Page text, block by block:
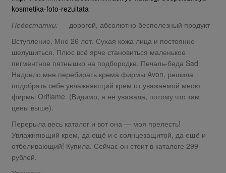
kosmetika-foto-rezultata
Недостатки: — дорогой, абсолютно бесполезный продукт
Вступление. Мне 26 лет. Сухая кожа лица и постоянно
шелушиться. Плюс всё ярче становиться маленькое
пигментное пятнышко на подбородке. Печаль-беда Sad
Надоело мне перебирать крема фирмы Avon, решила
подобрать себе увлажняющий крем от уважаемой мною
фирмы Oriflame. (Видимо, я её уважала, потому что там
цены выше).
Перерыла весь каталог и вот она — моя прелесть!
Увлажняющий крем, да ещё и с солнцезащитой, да ещё и
отбеливающий! Купила. Сейчас он стоит в каталоге 299
рублей.